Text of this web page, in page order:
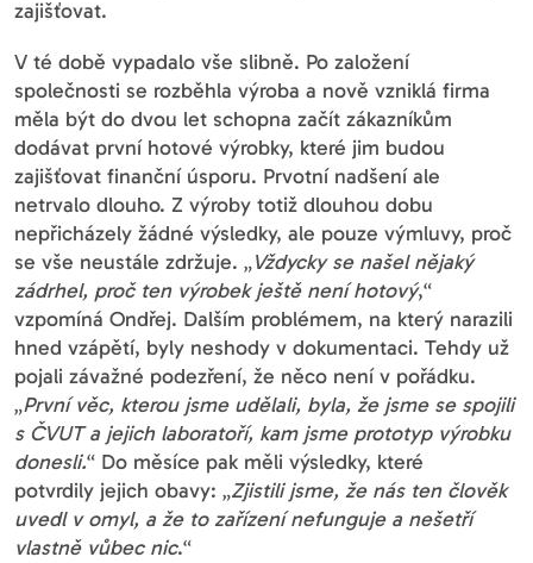
zajišťovat.
V té době vypadalo vše slibně. Po založení
společnosti se rozběhla výroba a nově vzniklá firma
měla být do dvou let schopna začít zákazníkům
dodávat první hotové výrobky, které jim budou
zajišťovat finanční úsporu. Prvotní nadšení ale
netrvalo dlouho. Z výroby totiž dlouhou dobu
nepřicházely žádné výsledky, ale pouze výmluvy, proč
se vše neustále zdržuje. „Vždycky se našel nějaký
zádrhel, proč ten výrobek ještě není hotový,“
vzpomíná Ondřej. Dalším problémem, na který narazili
hned vzápětí, byly neshody v dokumentaci. Tehdy už
pojali závažné podezření, že něco není v pořádku.
„První věc, kterou jsme udělali, byla, že jsme se spojili
s ČVUT a jejich laboratoří, kam jsme prototyp výrobku
donesli.“ Do měsíce pak měli výsledky, které
potvrdily jejich obavy: „Zjistili jsme, že nás ten člověk
uvedl v omyl, a že to zařízení nefunguje a nešetří
vlastně vůbec nic.“